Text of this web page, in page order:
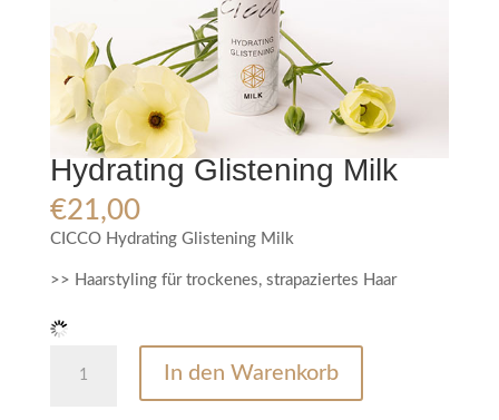
Hydrating Glistening Milk
€21,00
CICCO Hydrating Glistening Milk
>> Haarstyling für trockenes, strapaziertes Haar
Glistening
In den Warenkorb